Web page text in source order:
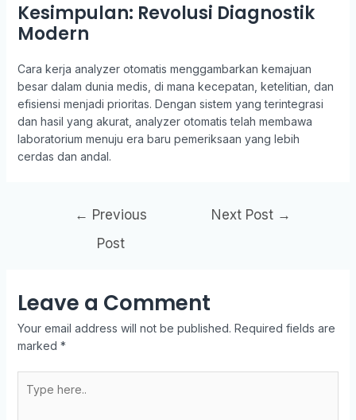
Kesimpulan: Revolusi Diagnostik
Modern
Cara kerja analyzer otomatis menggambarkan kemajuan
besar dalam dunia medis, di mana kecepatan, ketelitian, dan
efisiensi menjadi prioritas. Dengan sistem yang terintegrasi
dan hasil yang akurat, analyzer otomatis telah membawa
laboratorium menuju era baru pemeriksaan yang lebih
cerdas dan andal.
← Previous
Post
Next Post →
Leave a Comment
Your email address will not be published. Required fields are
marked *